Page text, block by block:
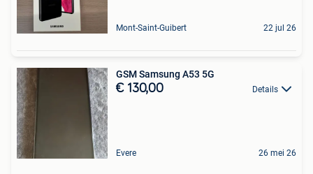
Mont-Saint-Guibert 22 jul 26
GSM Samsung A53 5G
€ 130,00 Details
Evere 26 mei 26